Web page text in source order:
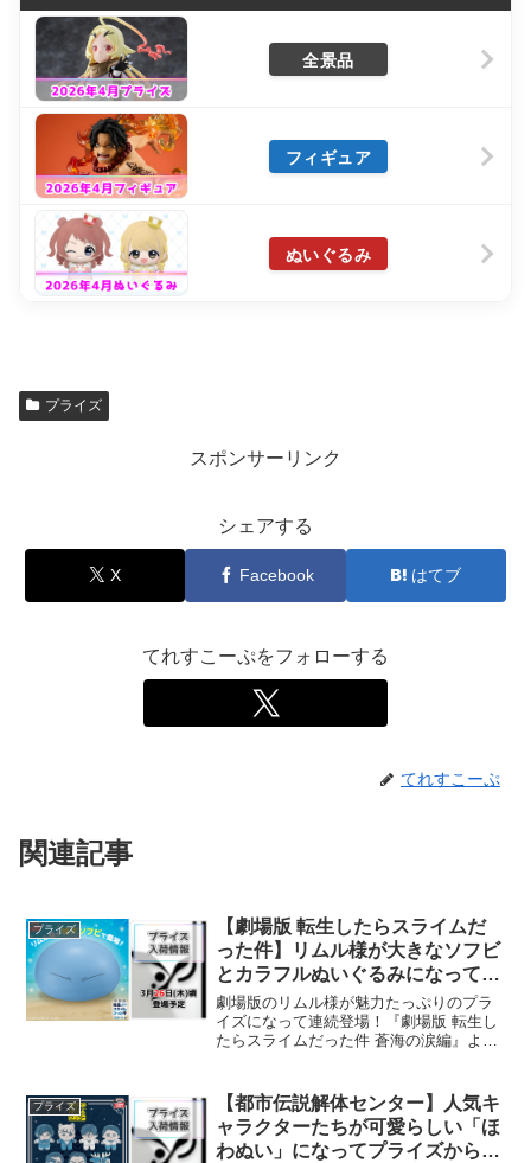
全景品
フィギュア
ぬいぐるみ
プライズ
スポンサーリンク
シェアする
X Facebook はてブ
てれすこーぷをフォローする
てれすこーぷ
関連記事
プライズ
【劇場版 転生したらスライムだ
った件】リムル様が大きなソフビ
とカラフルぬいぐるみになってプ
ライズから登場！
劇場版のリムル様が魅力たっぷりのプラ
イズになって連続登場！『劇場版 転生し
たらスライムだった件 蒼海の涙編』よ
ストから、存在感抜群の大きなソフビフ
ィギュアと、愛らしいカ...
プライズ
【都市伝説解体センター】人気キ
ャラクターたちが可愛らしい「ほ
わぬい」になってプライズから登